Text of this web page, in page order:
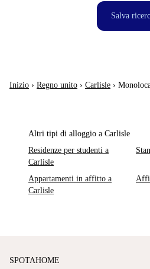
Salva
Inizio › Regno unito › Carlisle ›
Altri tipi di alloggio a Carlisle
Residenze per studenti a
Carlisle
Appartamenti in affitto a
Carlisle
SPOTAHOME